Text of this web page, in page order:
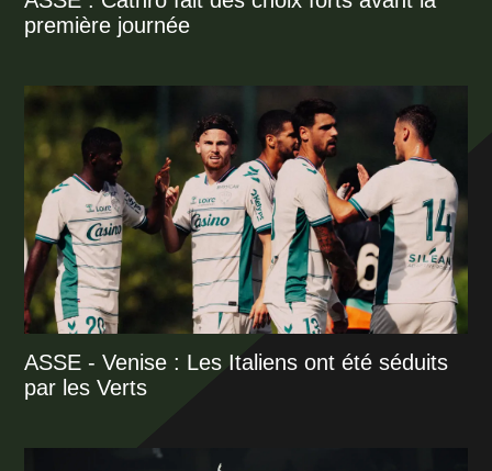
première journée
ASSE - Venise : Les Italiens ont été séduits
par les Verts